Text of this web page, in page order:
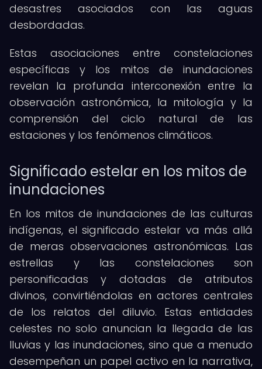
desastres asociados con las aguas
desbordadas.
Estas asociaciones entre constelaciones
específicas y los mitos de inundaciones
revelan la profunda interconexión entre la
observación astronómica, la mitología y la
comprensión del ciclo natural de las
estaciones y los fenómenos climáticos.
Significado estelar en los mitos de
inundaciones
En los mitos de inundaciones de las culturas
indígenas, el significado estelar va más allá
de meras observaciones astronómicas. Las
estrellas y las constelaciones son
personificadas y dotadas de atributos
divinos, convirtiéndolas en actores centrales
de los relatos del diluvio. Estas entidades
celestes no solo anuncian la llegada de las
lluvias y las inundaciones, sino que a menudo
desempeñan un papel activo en la narrativa,